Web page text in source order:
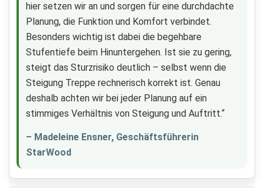
hier setzen wir an und sorgen für eine durchdachte
Planung, die Funktion und Komfort verbindet.
Besonders wichtig ist dabei die begehbare
Stufentiefe beim Hinuntergehen. Ist sie zu gering,
steigt das Sturzrisiko deutlich – selbst wenn die
Steigung Treppe rechnerisch korrekt ist. Genau
deshalb achten wir bei jeder Planung auf ein
stimmiges Verhältnis von Steigung und Auftritt.“
– Madeleine Ensner, Geschäftsführerin
StarWood